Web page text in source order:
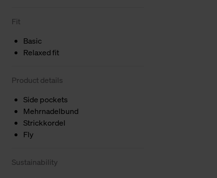
Fit
Basic
Relaxed fit
Product details
Side pockets
Mehrnadelbund
Strickkordel
Fly
Sustainability